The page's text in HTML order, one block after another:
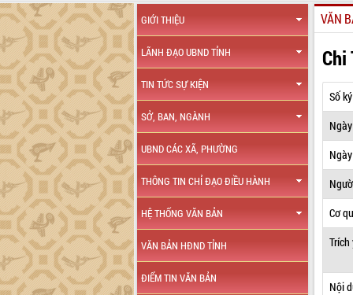
GIỚI THIỆU
LÃNH ĐẠO UBND TỈNH
TIN TỨC SỰ KIỆN
SỞ, BAN, NGÀNH
UBND CÁC XÃ, PHƯỜNG
THÔNG TIN CHỈ ĐẠO ĐIỀU HÀNH
HỆ THỐNG VĂN BẢN
VĂN BẢN HĐND TỈNH
ĐIỂM TIN VĂN BẢN
VĂN
Chi
Số
Cơ
Trích
Nội